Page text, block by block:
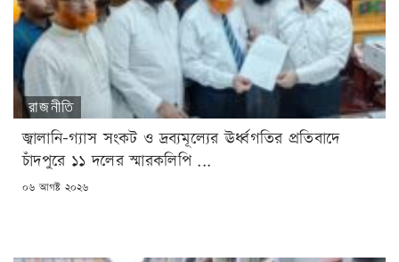
রাজনীতি
জ্বালানি-গ্যাস সংকট ও দ্রব্যমূল্যের ঊর্ধ্বগতির প্রতিবাদে
চাঁদপুরে ১১ দলের স্মারকলিপি ...
POSTED
০৬ আগষ্ট ২০২৬